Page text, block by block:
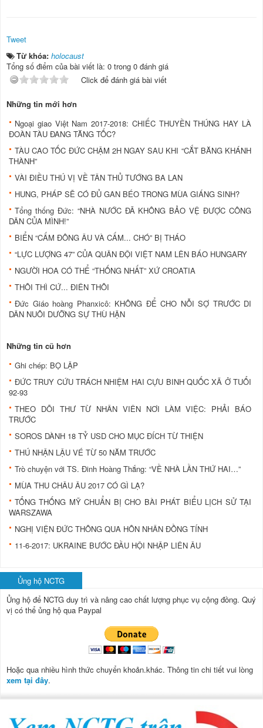
Tweet
Từ khóa: holocaust
Tổng số điểm của bài viết là: 0 trong 0 đánh giá
Click để đánh giá bài viết
Những tin mới hơn
Ngoại giao Việt Nam 2017-2018: CHIẾC THUYỀN THÚNG HAY LÀ
ĐOÀN TÀU ĐANG TĂNG TỐC?
TÀU CAO TỐC ĐỨC CHẬM 2H NGAY SAU KHI “CẮT BĂNG KHÁNH
THÀNH”
VÀI ĐIỀU THÚ VỊ VỀ TÂN THỦ TƯỚNG BA LAN
HUNG, PHÁP SẼ CÓ ĐỦ GAN BÉO TRONG MÙA GIÁNG SINH?
Tổng thống Đức: “NHÀ NƯỚC ĐÃ KHÔNG BẢO VỆ ĐƯỢC CÔNG
DÂN CỦA MÌNH!”
BIỂN “CẤM ĐÔNG ÂU VÀ CẤM... CHÓ” BỊ THÁO
“LỰC LƯỢNG 47” CỦA QUÂN ĐỘI VIỆT NAM LÊN BÁO HUNGARY
NGƯỜI HOA CÓ THỂ “THỐNG NHẤT” XỨ CROATIA
THÔI THÌ CỨ... ĐIÊN THÔI
Đức Giáo hoàng Phanxicô: KHÔNG ĐỂ CHO NỖI SỢ TRƯỚC DI
DÂN NUÔI DƯỠNG SỰ THÙ HẬN
Những tin cũ hơn
Ghi chép: BỌ LẬP
ĐỨC TRUY CỨU TRÁCH NHIỆM HAI CỰU BINH QUỐC XÃ Ở TUỔI
92-93
THEO DÕI THƯ TỪ NHÂN VIÊN NƠI LÀM VIỆC: PHẢI BÁO
TRƯỚC
SOROS DÀNH 18 TỶ USD CHO MỤC ĐÍCH TỪ THIỆN
THÚ NHẬN LẬU VÉ TỪ 50 NĂM TRƯỚC
Trò chuyện với TS. Đinh Hoàng Thắng: “VỀ NHÀ LẦN THỨ HAI…”
MÙA THU CHÂU ÂU 2017 CÓ GÌ LẠ?
TỔNG THỐNG MỸ CHUẨN BỊ CHO BÀI PHÁT BIỂU LỊCH SỬ TẠI
WARSZAWA
NGHỊ VIỆN ĐỨC THÔNG QUA HÔN NHÂN ĐỒNG TÍNH
11-6-2017: UKRAINE BƯỚC ĐẦU HỘI NHẬP LIÊN ÂU
Ủng hộ NCTG
Ủng hộ để NCTG duy trì và nâng cao chất lượng phục vụ cộng đồng. Quý
vị có thể ủng hộ qua Paypal
Hoặc qua nhiều hình thức chuyển khoản.khác. Thông tin chi tiết vui lòng
xem tại đây.